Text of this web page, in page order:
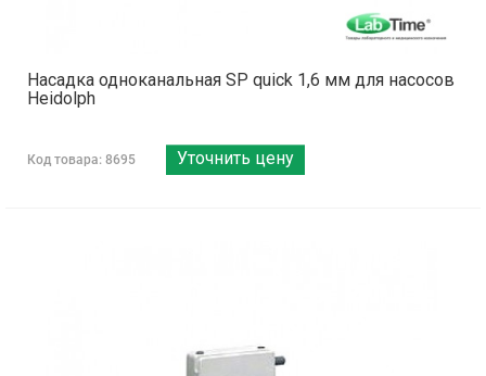
Насадка одноканальная SP quick 1,6 мм для насосов
Heidolph
Код товара: 8695 Уточнить цену